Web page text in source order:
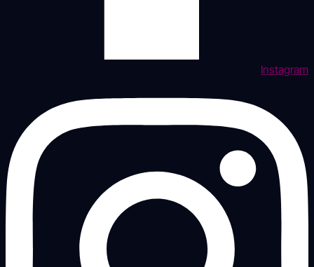
Instagram